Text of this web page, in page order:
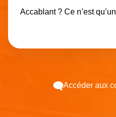
Accablant ? Ce n’est
Accéder aux